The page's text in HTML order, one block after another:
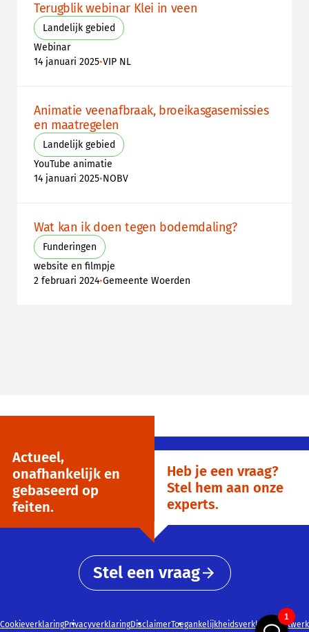
Terugblik webinar Klei in veen
Landelijk gebied
Webinar
14 januari 2025•VIP NL
Animatie veenafbraak, broeikasgasemissies
en maatregelen
Landelijk gebied
YouTube animatie
14 januari 2025•NOBV
Wat kan ik doen tegen bodemdaling?
Funderingen
website en filmpje
2 februari 2024•Gemeente Woerden
Actueel,
onafhankelijk en
gebaseerd op
feiten.
Heb je een vraag?
Stel hem aan onze
experts.
Stel een vraag
CookieverklaringPrivacyverklaringDisclaimerToegankelijkheidsverklaringNetwerk